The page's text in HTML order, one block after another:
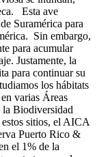
Esta ave
Suramérica para
Sin embargo,
para acumular
Justamente, la
para continuar su
los hábitats
varias Áreas
la Biodiversidad
sitios, el AICA
Puerto Rico &
el 1% de la